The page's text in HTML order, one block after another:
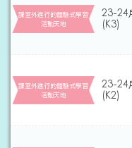
課室外進行的體驗式學習
活動天地
23-24
(K3)
課室外進行的體驗式學習
活動天地
23-24
(K2)